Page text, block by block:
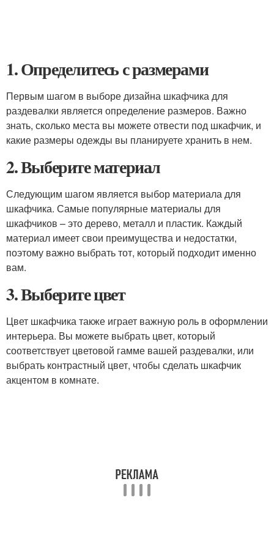
1. Определитесь с размерами
Первым шагом в выборе дизайна шкафчика для
раздевалки является определение размеров. Важно
знать, сколько места вы можете отвести под шкафчик, и
какие размеры одежды вы планируете хранить в нем.
2. Выберите материал
Следующим шагом является выбор материала для
шкафчика. Самые популярные материалы для
шкафчиков – это дерево, металл и пластик. Каждый
материал имеет свои преимущества и недостатки,
поэтому важно выбрать тот, который подходит именно
вам.
3. Выберите цвет
Цвет шкафчика также играет важную роль в оформлении
интерьера. Вы можете выбрать цвет, который
соответствует цветовой гамме вашей раздевалки, или
выбрать контрастный цвет, чтобы сделать шкафчик
акцентом в комнате.